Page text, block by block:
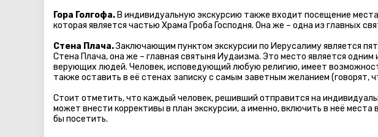
Гора Голгофа. В индивидуальную экскурсию также входит посещение
которая является частью Храма Гроба Господня. Она же – одна из главных
Стена Плача.Заключающим пунктом экскурсии по Иерусалиму является
Стена Плача, она же – главная святыня Иудаизма. Это место является
верующих людей. Человек, исповедующий любую религию, имеет
также оставить в её стенах записку с самым заветным желанием (говорят,
Стоит отметить, что каждый человек, решивший отправится на
может внести коррективы в план экскурсии, а именно, включить в неё места
бы посетить.